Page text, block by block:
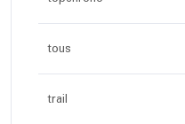
tous
trail